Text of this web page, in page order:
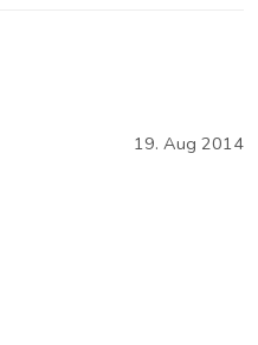
19. Aug 2014